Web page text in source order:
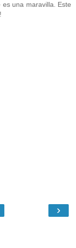
una maravilla. Este
›